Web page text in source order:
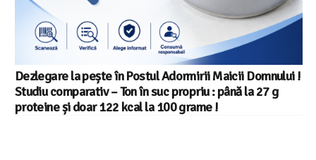
Maicii Domnului !
: până la 27 g
!
Salariul minim in Europa in
din 22 in UE